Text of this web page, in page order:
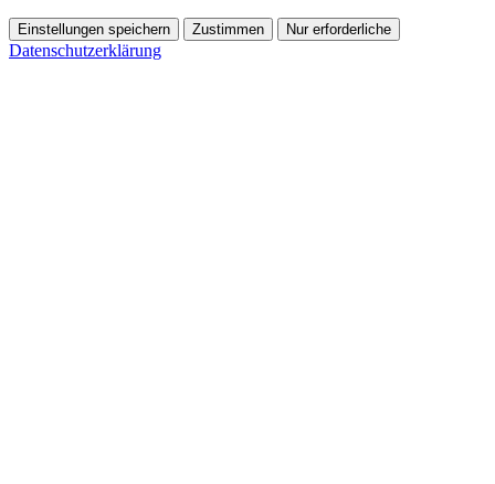
Einstellungen speichern Zustimmen Nur erforderliche
Datenschutzerklärung